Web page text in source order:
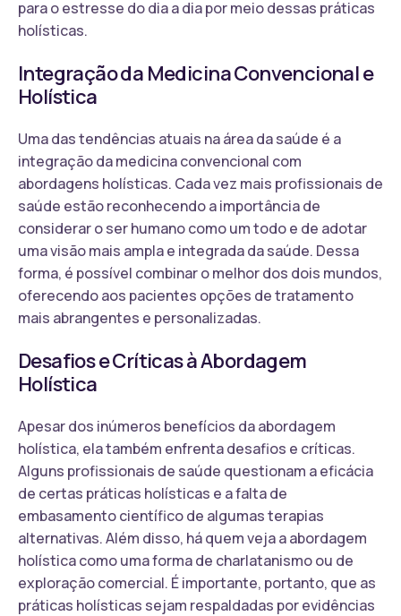
para o estresse do dia a dia por meio dessas práticas
holísticas.
Integração da Medicina Convencional e
Holística
Uma das tendências atuais na área da saúde é a
integração da medicina convencional com
abordagens holísticas. Cada vez mais profissionais de
saúde estão reconhecendo a importância de
considerar o ser humano como um todo e de adotar
uma visão mais ampla e integrada da saúde. Dessa
forma, é possível combinar o melhor dos dois mundos,
oferecendo aos pacientes opções de tratamento
mais abrangentes e personalizadas.
Desafios e Críticas à Abordagem
Holística
Apesar dos inúmeros benefícios da abordagem
holística, ela também enfrenta desafios e críticas.
Alguns profissionais de saúde questionam a eficácia
de certas práticas holísticas e a falta de
embasamento científico de algumas terapias
alternativas. Além disso, há quem veja a abordagem
holística como uma forma de charlatanismo ou de
exploração comercial. É importante, portanto, que as
práticas holísticas sejam respaldadas por evidências